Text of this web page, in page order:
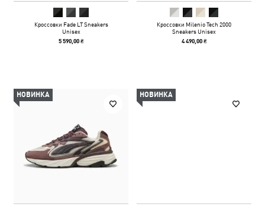
Кроссовки Fade LT Sneakers
Unisex
5 590,00 ₴
Кроссовки Milenio Tech 2000
Sneakers Unisex
4 490,00 ₴
НОВИНКА НОВИНКА